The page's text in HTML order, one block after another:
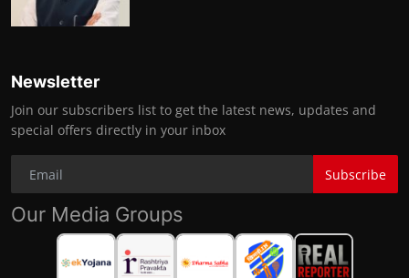
Newsletter
Join our subscribers list to get the latest news, updates and
special offers directly in your inbox
Subscribe
Our Media Groups